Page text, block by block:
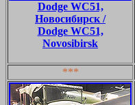
Dodge WC51,
Новосибирск /
Dodge WC51,
Novosibirsk
***